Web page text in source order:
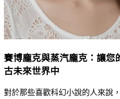
賽博龐克與蒸汽龐克：讓您
古未來世界中
對於那些喜歡科幻小說的人來說，